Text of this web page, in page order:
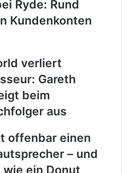
Ryde: Rund
Kundenkonten
verliert
Gareth
beim
aus
offenbar einen
– und
ein Donut